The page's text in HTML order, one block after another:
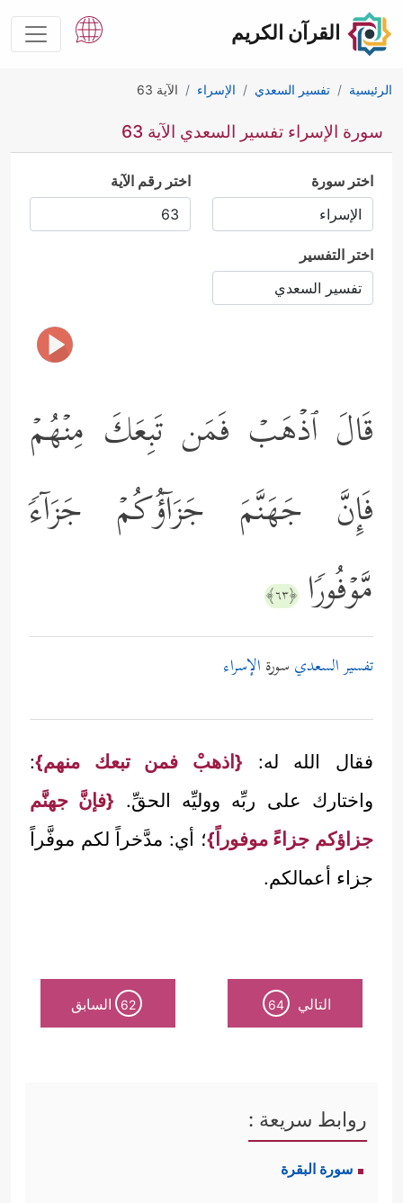
القرآن الكريم
الرئيسية تفسير السعدي الإسراء الآية 63
سورة الإسراء تفسير السعدي الآية 63
اختر سورة اختر رقم الآية
اختر التفسير
قَالَ ٱذۡهَبۡ فَمَن تَبِعَكَ مِنۡهُمۡ
فَإِنَّ جَهَنَّمَ جَزَاۤؤُكُمۡ جَزَاۤءࣰ
مَّوۡفُورࣰا ﴿٦٣﴾
تفسير السعدي سورة الإسراء
فقال الله له: {اذهبْ فمن تبعك منهم}:
واختارك على ربِّه ووليِّه الحقِّ. {فإنَّ جهنَّم
جزاؤكم جزاءً موفوراً}؛ أي: مدَّخراً لكم موفَّراً
جزاء أعمالكم.
التالي 64
62 السابق
روابط سريعة :
سورة البقرة